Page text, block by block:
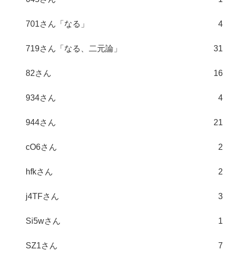
701さん「なる」 4
719さん「なる、二元論」 31
82さん 16
934さん 4
944さん 21
cO6さん 2
hfkさん 2
j4TFさん 3
Si5wさん 1
SZ1さん 7